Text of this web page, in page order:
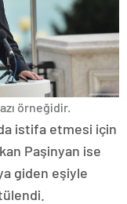
örneğidir.
istifa etmesi için
Paşinyan ise
giden eşiyle